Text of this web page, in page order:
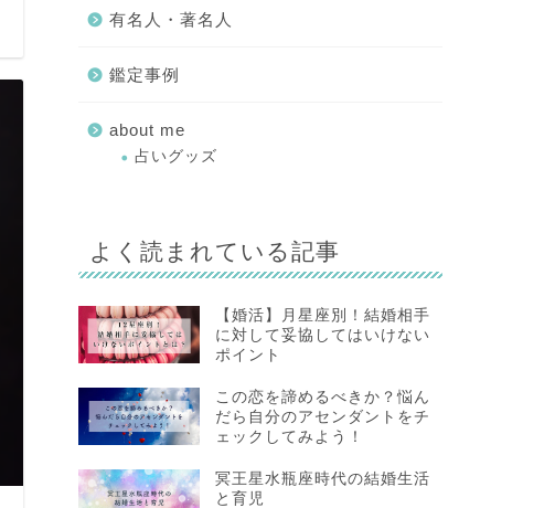
有名人・著名人
鑑定事例
about me
占いグッズ
よく読まれている記事
【婚活】月星座別！結婚相手
に対して妥協してはいけない
ポイント
この恋を諦めるべきか？悩ん
だら自分のアセンダントをチ
ェックしてみよう！
冥王星水瓶座時代の結婚生活
と育児